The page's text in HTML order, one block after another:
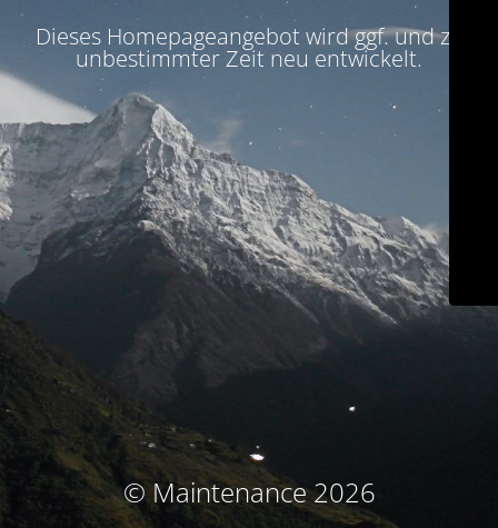
Dieses Homepageangebot wird ggf. und zu
unbestimmter Zeit neu entwickelt.
© Maintenance 2026